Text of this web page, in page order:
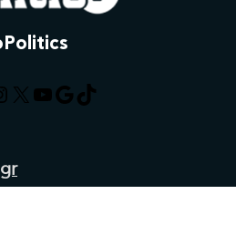
X YouTube
Google
TikTok